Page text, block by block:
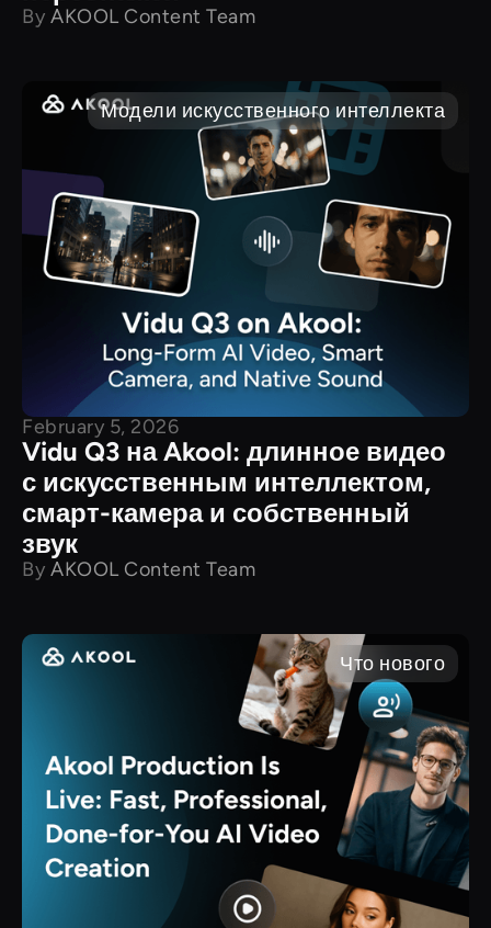
By AKOOL Content Team
Модели искусственного интеллекта
February 5, 2026
Vidu Q3 на Akool: длинное видео
с искусственным интеллектом,
смарт-камера и собственный
звук
By AKOOL Content Team
Что нового